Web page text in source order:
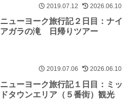
2019.07.12 2026.06.10
ニューヨーク旅行記２日目：ナイ
アガラの滝 日帰りツアー
2019.07.06 2026.06.10
ニューヨーク旅行記１日目：ミッ
ドタウンエリア（５番街）観光